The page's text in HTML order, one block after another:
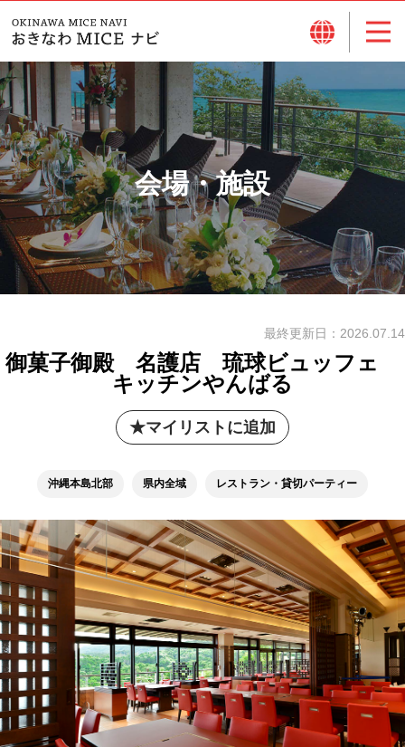
会場・施設
最終更新日： 2026.07.14
御菓子御殿 名護店 琉球ビュッフェ
キッチンやんばる
マイリストに追加
沖縄本島北部 県内全域 レストラン・貸切パーティー